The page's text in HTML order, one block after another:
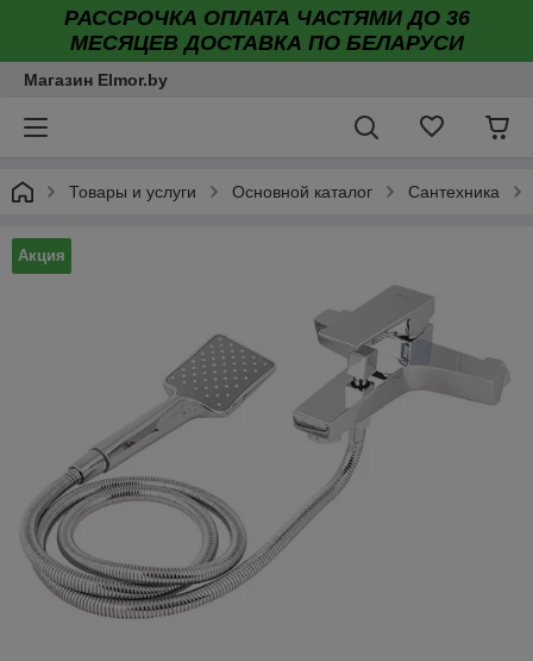
РАССРОЧКА ОПЛАТА ЧАСТЯМИ ДО 36
МЕСЯЦЕВ ДОСТАВКА ПО БЕЛАРУСИ
Магазин Elmor.by
Товары и услуги Основной каталог Сантехника
Акция